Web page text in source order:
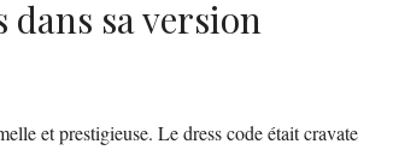
sa version
et prestigieuse. Le dress code était cravate